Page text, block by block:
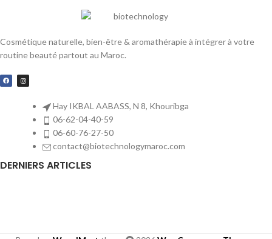
Cosmétique naturelle, bien-être & aromathérapie à intégrer à votre
routine beauté partout au Maroc.
Hay IKBAL AABASS, N 8, Khouribga
06-62-04-40-59
06-60-76-27-50
contact@biotechnologymaroc.com
DERNIERS ARTICLES